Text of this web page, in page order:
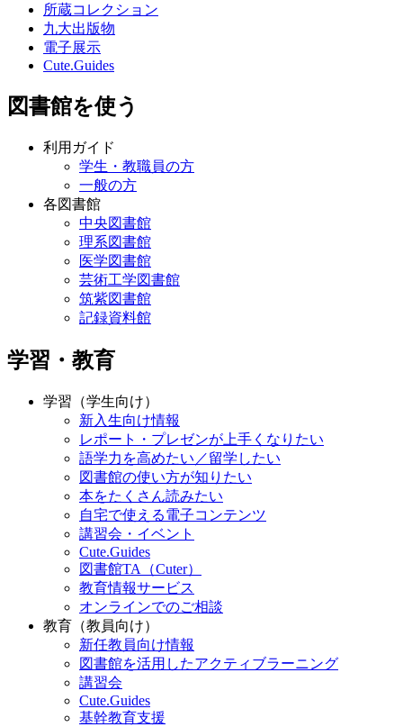
所蔵コレクション
九大出版物
電子展示
Cute.Guides
図書館を使う
利用ガイド
学生・教職員の方
一般の方
各図書館
中央図書館
理系図書館
医学図書館
芸術工学図書館
筑紫図書館
記録資料館
学習・教育
学習（学生向け）
新入生向け情報
レポート・プレゼンが上手くなりたい
語学力を高めたい／留学したい
図書館の使い方が知りたい
本をたくさん読みたい
自宅で使える電子コンテンツ
講習会・イベント
Cute.Guides
図書館TA（Cuter）
教育情報サービス
オンラインでのご相談
教育（教員向け）
新任教員向け情報
図書館を活用したアクティブラーニング
講習会
Cute.Guides
基幹教育支援